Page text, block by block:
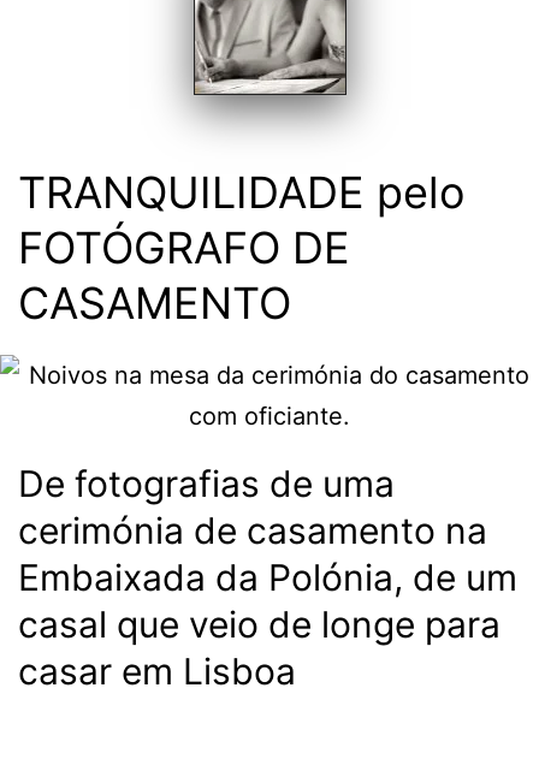
TRANQUILIDADE pelo
FOTÓGRAFO DE
CASAMENTO
De fotografias de uma
cerimónia de casamento na
Embaixada da Polónia, de um
casal que veio de longe para
casar em Lisboa